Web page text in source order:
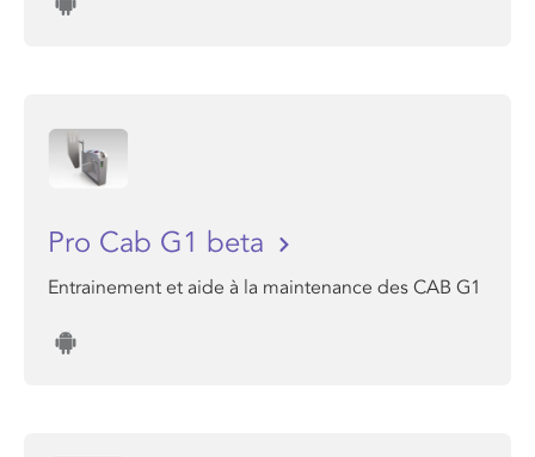
Pro Cab G1 beta
Entrainement et aide à la maintenance des CAB G1